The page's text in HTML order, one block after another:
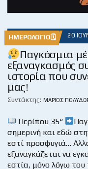
ΗΜΕΡΟΛΌΓΙΟ🗓 20
Παγκόσμια
εξαναγκασμός
ιστορία που
μας!
Συντάκτης: ΜΆΡΙΟΣ
Περίπου 35“
σημερινή και εδώ
εστί προσφυγιά…
εξαναγκάζεται να
εστία, μόνο λόγω